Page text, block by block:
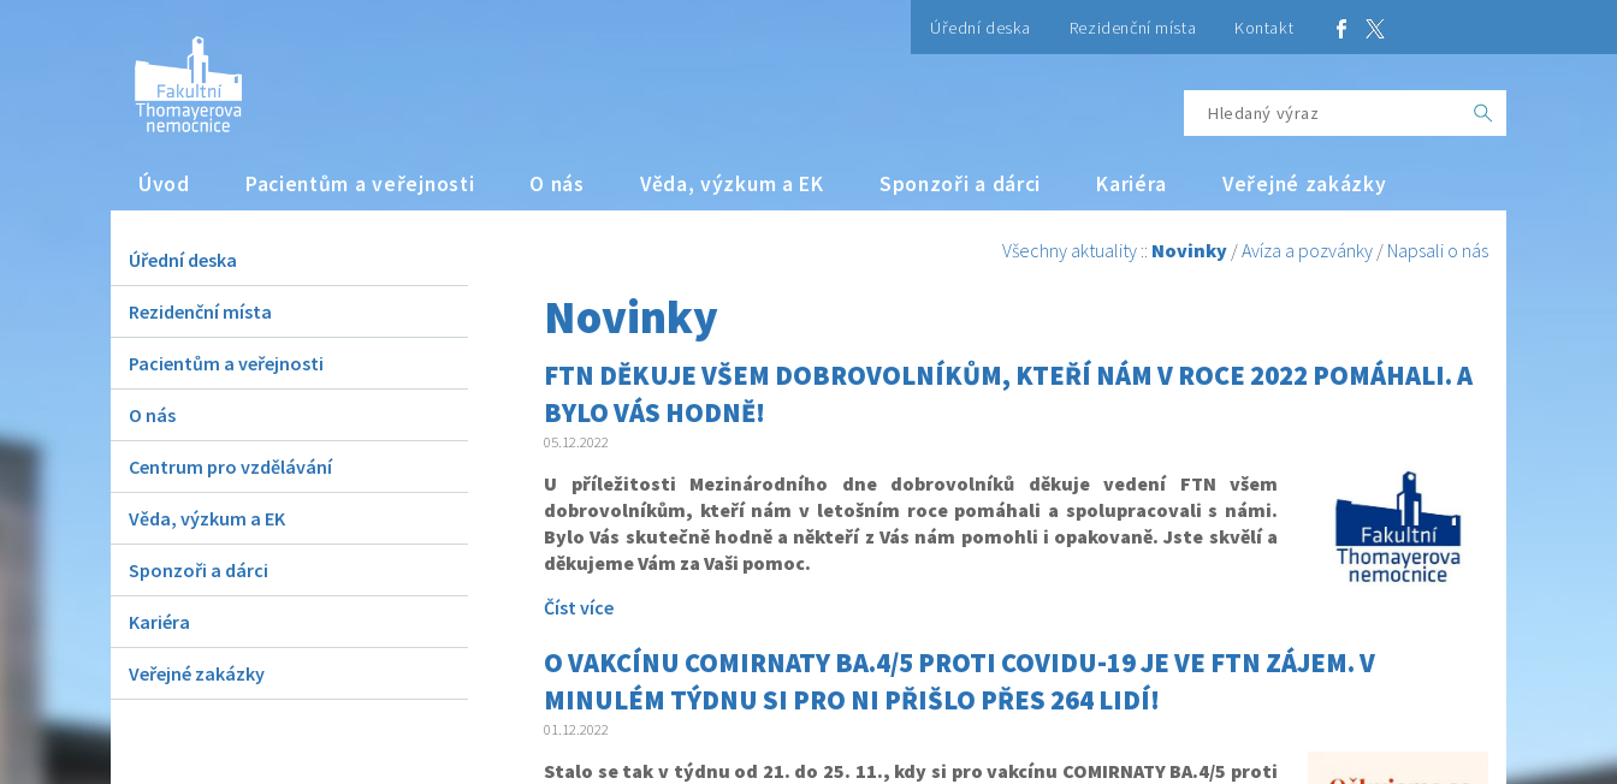
Úřední deska Rezidenční místa Kontakt
Úvod Pacientům a veřejnosti O nás Věda, výzkum a EK Sponzoři a dárci Kariéra Veřejné zakázky
Úřední deska
Rezidenční místa
Pacientům a veřejnosti
O nás
Centrum pro vzdělávání
Věda, výzkum a EK
Sponzoři a dárci
Kariéra
Veřejné zakázky
Všechny aktuality :: Novinky /Avíza a pozvánky / Napsali o nás
Novinky
FTN DĚKUJE VŠEM DOBROVOLNÍKŮM, KTEŘÍ NÁM V ROCE 2022 POMÁHALI. A
BYLO VÁS HODNĚ!
05.12.2022
U příležitosti Mezinárodního dne dobrovolníků děkuje vedení FTN všem
dobrovolníkům, kteří nám v letošním roce pomáhali a spolupracovali s námi.
Bylo Vás skutečně hodně a někteří z Vás nám pomohli i opakovaně. Jste skvělí a
děkujeme Vám za Vaši pomoc.
Číst více
O VAKCÍNU COMIRNATY BA.4/5 PROTI COVIDU-19 JE VE FTN ZÁJEM. V
MINULÉM TÝDNU SI PRO NI PŘIŠLO PŘES 264 LIDÍ!
01.12.2022
Stalo se tak v týdnu od 21. do 25. 11., kdy si pro vakcínu COMIRNATY BA.4/5 proti